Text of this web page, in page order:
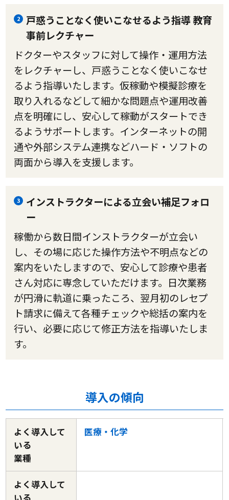
2
戸惑うことなく使いこなせるよう指導 教育
事前レクチャー
ドクターやスタッフに対して操作・運用方法
をレクチャーし、戸惑うことなく使いこなせ
るよう指導いたします。仮稼動や模擬診療を
取り入れるなどして細かな問題点や運用改善
点を明確にし、安心して稼動がスタートでき
るようサポートします。インターネットの開
通や外部システム連携などハード・ソフトの
両面から導入を支援します。
3
インストラクターによる立会い補足フォロ
ー
稼働から数日間インストラクターが立会い
し、その場に応じた操作方法や不明点などの
案内をいたしますので、安心して診療や患者
さん対応に専念していただけます。日次業務
が円滑に軌道に乗ったころ、翌月初のレセプ
ト請求に備えて各種チェックや総括の案内を
行い、必要に応じて修正方法を指導いたしま
す。
導入の傾向
よく導入して
いる
業種
医療・化学
よく導入して